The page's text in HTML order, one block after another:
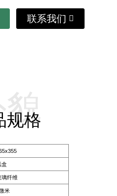
联系我们
规格
盒
璃纤维
米